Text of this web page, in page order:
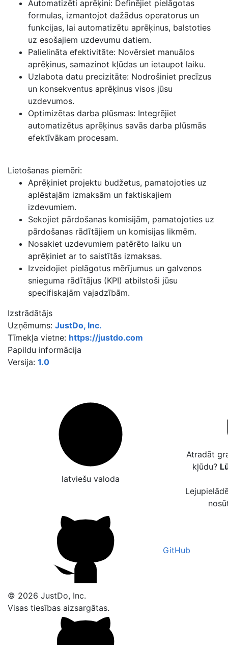
Automatizēti aprēķini: Definējiet pielāgotas
formulas, izmantojot dažādus operatorus un
funkcijas, lai automatizētu aprēķinus, balstoties
uz esošajiem uzdevumu datiem.
Palielināta efektivitāte: Novērsiet manuālos
aprēķinus, samazinot kļūdas un ietaupot laiku.
Uzlabota datu precizitāte: Nodrošiniet precīzus
un konsekventus aprēķinus visos jūsu
uzdevumos.
Optimizētas darba plūsmas: Integrējiet
automatizētus aprēķinus savās darba plūsmās
efektīvākam procesam.
Lietošanas piemēri:
Aprēķiniet projektu budžetus, pamatojoties uz
aplēstajām izmaksām un faktiskajiem
izdevumiem.
Sekojiet pārdošanas komisijām, pamatojoties uz
pārdošanas rādītājiem un komisijas likmēm.
Nosakiet uzdevumiem patērēto laiku un
aprēķiniet ar to saistītās izmaksas.
Izveidojiet pielāgotus mērījumus un galvenos
snieguma rādītājus (KPI) atbilstoši jūsu
specifiskajām vajadzībām.
Izstrādātājs
Uzņēmums: JustDo, Inc.
Tīmekļa vietne: https://justdo.com
Papildu informācija
Versija: 1.0
latviešu valoda
Atradāt
kļūdu?
GitHub
© 2026 JustDo, Inc.
Visas tiesības aizsargātas.